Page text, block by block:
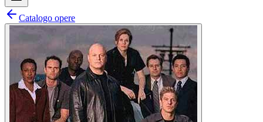
Catalogo opere